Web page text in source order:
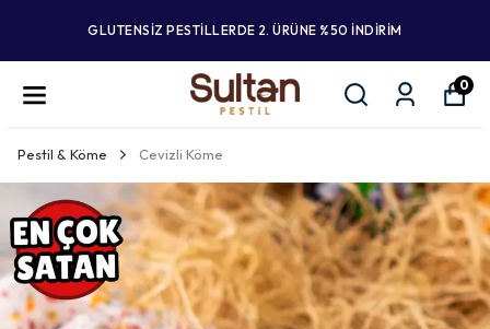
GLUTENSİZ PESTİLLERDE 2. ÜRÜNE %50 İNDİRİM
0
Pestil & Köme Cevizli Köme